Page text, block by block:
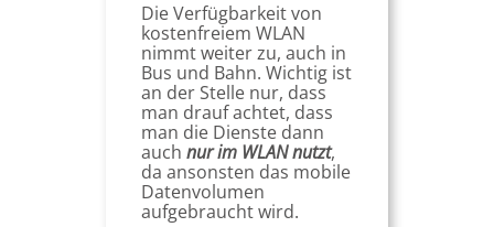
Die Verfügbarkeit von
kostenfreiem WLAN
nimmt weiter zu, auch in
Bus und Bahn. Wichtig ist
an der Stelle nur, dass
man drauf achtet, dass
man die Dienste dann
auch nur im WLAN nutzt,
da ansonsten das mobile
Datenvolumen
aufgebraucht wird.